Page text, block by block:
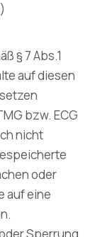
§ 7 Abs.1
auf diesen
bzw. ECG
nicht
oder
auf eine